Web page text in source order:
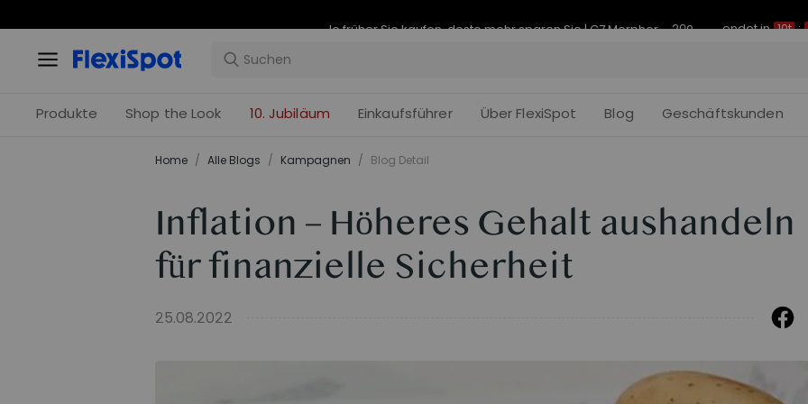
Produkte Shop the Look 10. Jubiläum Einkaufsführer Über FlexiSpot Blog Geschäftskunden
Home / Alle Blogs / Kampagnen / Blog Detail
Inflation – Höheres Gehalt aushandeln
für finanzielle Sicherheit
25.08.2022